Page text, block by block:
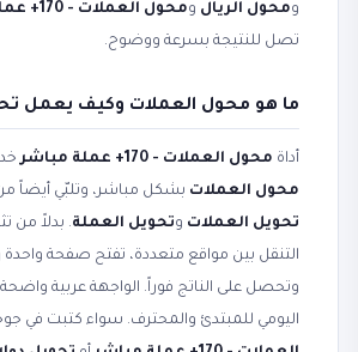
ومحول الريال ومحول العملات - 170+ عملة مباشر
تصل للنتيجة بسرعة ووضوح.
ما هو محول العملات وكيف يعمل
أداة محول العملات - 170+ عملة مباشر
محول العملات بشكل مباشر، وتلبّي أيضاً
تحويل العملات وتحويل العملة. بدلاً من
التنقل بين مواقع متعددة، تفتح صفحة واحدة
وتحصل على الناتج فوراً. الواجهة عربية
اليومي للمبتدئ والمحترف. سواء كتبت في